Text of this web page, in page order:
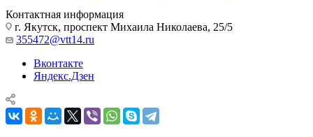
Контактная информация
г. Якутск, проспект Михаила Николаева, 25/5
355472@vtt14.ru
Вконтакте
Яндекс.Дзен